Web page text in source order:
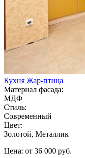
Кухня Жар-птица
Материал фасада:
МДФ
Стиль:
Современный
Цвет:
Золотой, Металлик
Цена: от 36 000 руб.